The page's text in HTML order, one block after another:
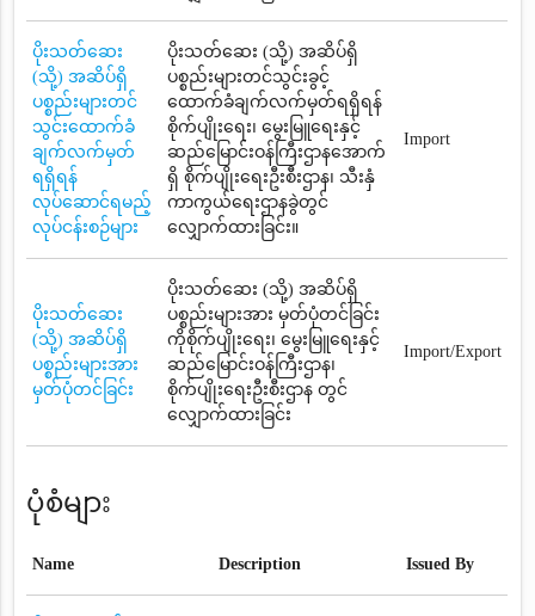
ပိုးသတ်ဆေး
(သို့) အဆိပ်ရှိ
ပစ္စည်းများတင်
သွင်းထောက်ခံ
ချက်လက်မှတ်
ရရှိရန်
လုပ်ဆောင်ရမည့်
လုပ်ငန်းစဉ်များ
ပိုးသတ်ဆေး (သို့) အဆိပ်ရှိ
ပစ္စည်းများတင်သွင်းခွင့်
ထောက်ခံချက်လက်မှတ်ရရှိရန်
စိုက်ပျိုးရေး၊ မွေးမြူရေးနှင့်
ဆည်မြောင်းဝန်ကြီးဌာနအောက်
ရှိ စိုက်ပျိုးရေးဦးစီးဌာန၊ သီးနှံ
ကာကွယ်ရေးဌာနခွဲတွင်
လျှောက်ထားခြင်း။
Import
ပိုးသတ်ဆေး
(သို့) အဆိပ်ရှိ
ပစ္စည်းများအား
မှတ်ပုံတင်ခြင်း
ပိုးသတ်ဆေး (သို့) အဆိပ်ရှိ
ပစ္စည်းများအား မှတ်ပုံတင်ခြင်း
ကိုစိုက်ပျိုးရေး၊ မွေးမြူရေးနှင့်
ဆည်မြောင်းဝန်ကြီးဌာန၊
စိုက်ပျိုးရေးဦးစီးဌာန တွင်
လျှောက်ထားခြင်း
Import/Export
ပုံစံများ
Name Description Issued By